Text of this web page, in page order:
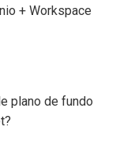
+ Workspace
plano de fundo